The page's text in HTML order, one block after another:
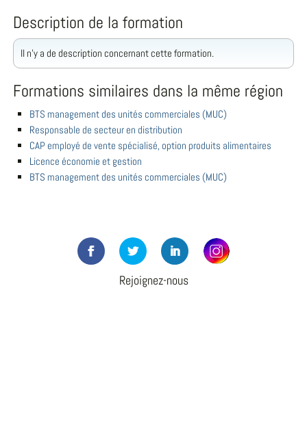
Description de la formation
Il n'y a de description concernant cette formation.
Formations similaires dans la même région
BTS management des unités commerciales (MUC)
Responsable de secteur en distribution
CAP employé de vente spécialisé, option produits alimentaires
Licence économie et gestion
BTS management des unités commerciales (MUC)
Rejoignez-nous